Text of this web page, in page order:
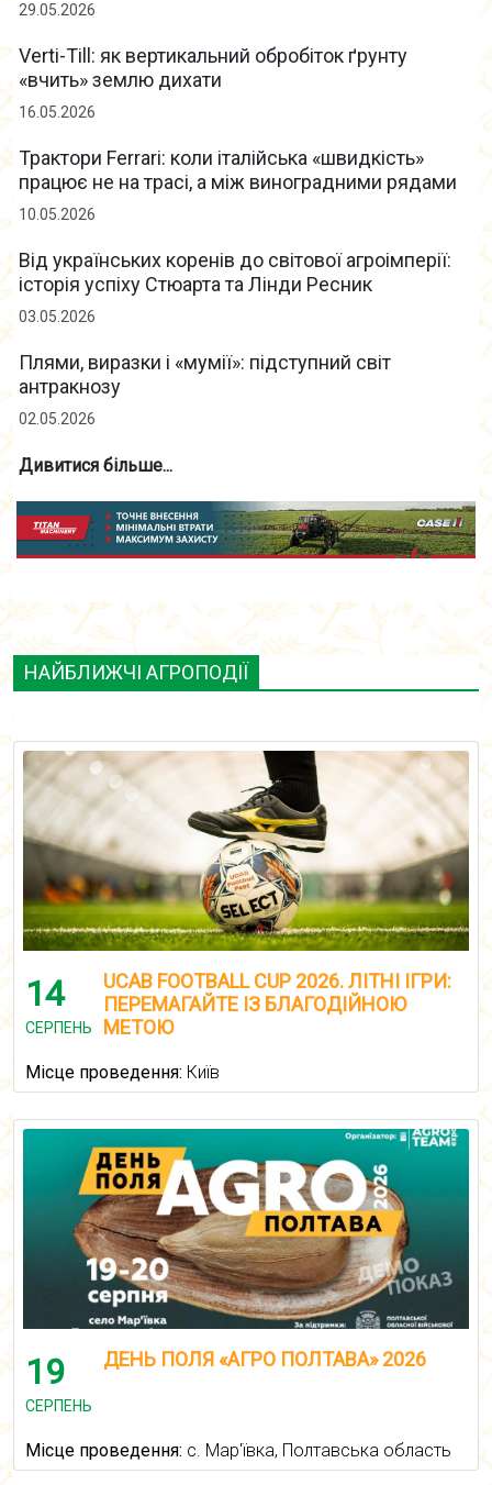
29.05.2026
Verti-Till: як вертикальний обробіток ґрунту
«вчить» землю дихати
16.05.2026
Трактори Ferrari: коли італійська «швидкість»
працює не на трасі, а між виноградними рядами
10.05.2026
Від українських коренів до світової агроімперії:
історія успіху Стюарта та Лінди Ресник
03.05.2026
Плями, виразки і «мумії»: підступний світ
антракнозу
02.05.2026
Дивитися більше...
НАЙБЛИЖЧІ АГРОПОДІЇ
14
СЕРПЕНЬ
UCAB FOOTBALL CUP 2026. ЛІТНІ ІГРИ:
ПЕРЕМАГАЙТЕ ІЗ БЛАГОДІЙНОЮ
МЕТОЮ
Місце проведення: Київ
19
СЕРПЕНЬ
ДЕНЬ ПОЛЯ «АГРО ПОЛТАВА» 2026
Місце проведення: с. Мар'ївка, Полтавська область